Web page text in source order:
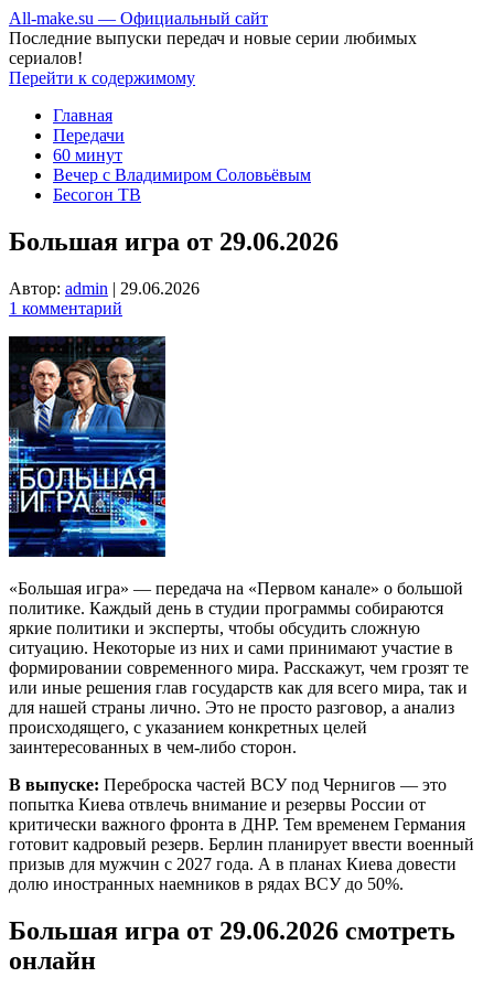
All-make.su — Официальный сайт
Последние выпуски передач и новые серии любимых
сериалов!
Перейти к содержимому
Главная
Передачи
60 минут
Вечер с Владимиром Соловьёвым
Бесогон ТВ
Большая игра от 29.06.2026
Автор: admin | 29.06.2026
1 комментарий
«Большая игра» — передача на «Первом канале» о большой
политике. Каждый день в студии программы собираются
яркие политики и эксперты, чтобы обсудить сложную
ситуацию. Некоторые из них и сами принимают участие в
формировании современного мира. Расскажут, чем грозят те
или иные решения глав государств как для всего мира, так и
для нашей страны лично. Это не просто разговор, а анализ
происходящего, с указанием конкретных целей
заинтересованных в чем-либо сторон.
В выпуске: Переброска частей ВСУ под Чернигов — это
попытка Киева отвлечь внимание и резервы России от
критически важного фронта в ДНР. Тем временем Германия
готовит кадровый резерв. Берлин планирует ввести военный
призыв для мужчин с 2027 года. А в планах Киева довести
долю иностранных наемников в рядах ВСУ до 50%.
Большая игра от 29.06.2026 смотреть
онлайн